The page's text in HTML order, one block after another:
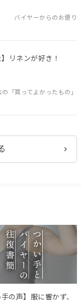
バイヤーからのお便り
リネンが好き！
の「買ってよかったもの」
手の声】服に響かず、